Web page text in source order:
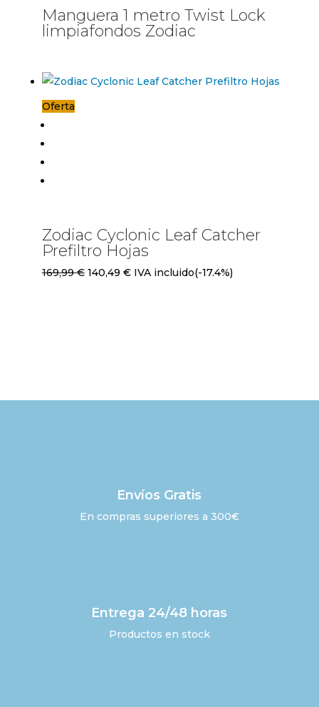
Manguera 1 metro Twist Lock
limpiafondos Zodiac
Oferta
Zodiac Cyclonic Leaf Catcher
Prefiltro Hojas
169,99€ El
140,49 €ElIVA incluido(-17.4%)
Envíos Gratis
En compras superiores a 300€
Entrega 24/48 horas
Productos en stock